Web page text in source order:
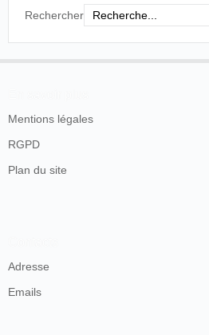
Rechercher
Mentions légales
RGPD
Plan du site
Adresse
Emails